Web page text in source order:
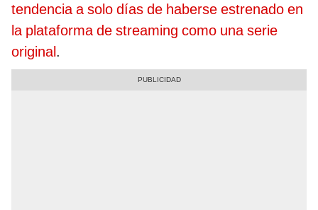
tendencia a solo días de haberse estrenado en
la plataforma de streaming como una serie
original.